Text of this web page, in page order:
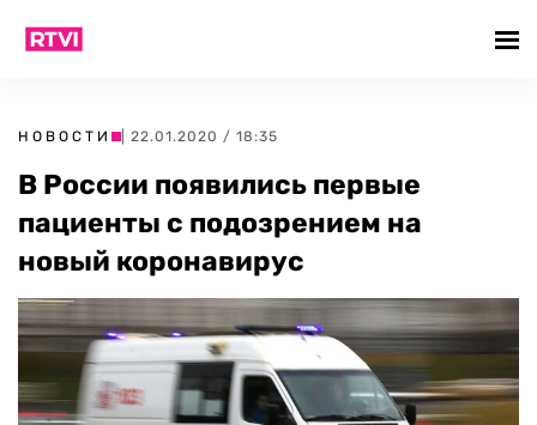
НОВОСТИ | 22.01.2020 / 18:35
В России появились первые
пациенты с подозрением на
новый коронавирус